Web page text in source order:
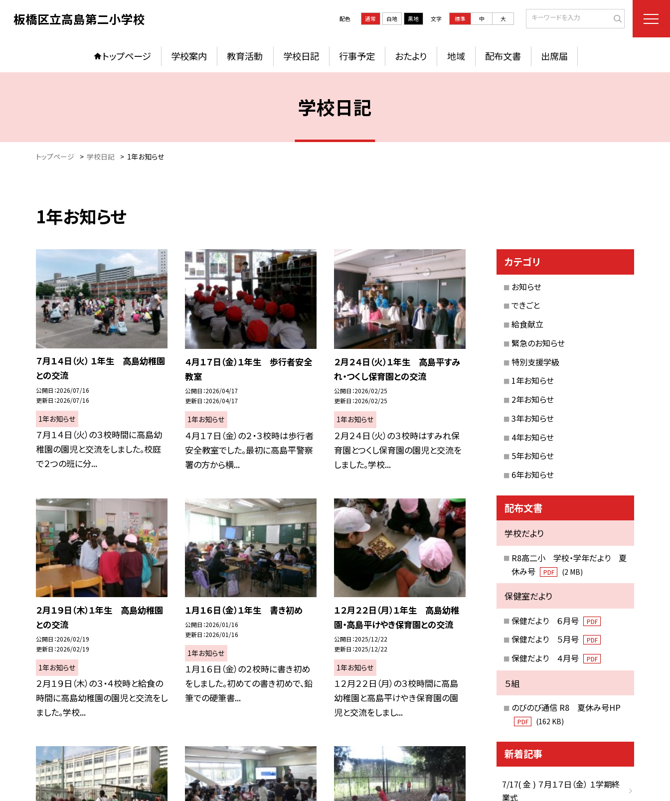
板橋区立高島第二小学校 配色 通常 白地 黒地 文字 標準 中 大
トップページ 学校案内 教育活動 学校日記 行事予定 おたより 地域 配布文書 出席届
学校日記
トップページ > 学校日記 > 1年お知らせ
1年お知らせ
７月１４日（火） １年生 高島幼稚園
との交流
公開日 2026/07/16
更新日 2026/07/16
1年お知らせ
７月１４日（火）の３校時間に高島幼
稚園の園児と交流をしました。校庭
で２つの班に分...
４月１７日（金）１年生 歩行者安全
教室
公開日 2026/04/17
更新日 2026/04/17
1年お知らせ
４月１７日（金）の２・３校時は歩行者
安全教室でした。最初に高島平警察
署の方から横...
２月２４日（火）１年生 高島平すみ
れ・つくし保育園との交流
公開日 2026/02/25
更新日 2026/02/25
1年お知らせ
２月２４日（火）の３校時はすみれ保
育園とつくし保育園の園児と交流を
しました。学校...
２月１９日（木）１年生 高島幼稚園
との交流
公開日 2026/02/19
更新日 2026/02/19
1年お知らせ
２月１９日（木）の３・４校時と給食の
時間に高島幼稚園の園児と交流をし
ました。学校...
１月１６日（金）１年生 書き初め
公開日 2026/01/16
更新日 2026/01/16
1年お知らせ
１月１６日（金）の２校時に書き初め
をしました。初めての書き初めで、鉛
筆での硬筆書...
１２月２２日（月）１年生 高島幼稚
園・高島平けやき保育園との交流
公開日 2025/12/22
更新日 2025/12/22
1年お知らせ
１２月２２日（月）の３校時間に高島
幼稚園と高島平けやき保育園の園
児と交流をしまし...
カテゴリ
お知らせ
できごと
給食献立
緊急のお知らせ
特別支援学級
1年お知らせ
2年お知らせ
3年お知らせ
4年お知らせ
5年お知らせ
6年お知らせ
配布文書
学校だより
R8高二小 学校・学年だより 夏
休み号
PDF (2 MB)
保健室だより
保健だより ６月号 PDF
保健だより ５月号 PDF
保健だより ４月号 PDF
５組
のびのび通信 R8 夏休み号HP
PDF (162 KB)
新着記事
7/17( 金 ) ７月１７日（金） １学期終
業式